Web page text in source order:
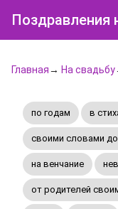
Поздравления
Главная→ На свадьбу
по годам в
своими словами
на венчание
от родителей